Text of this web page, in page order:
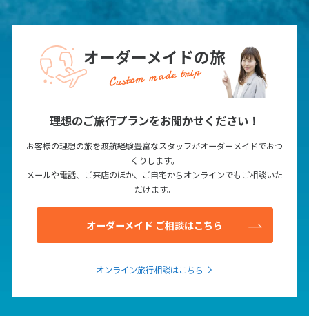
オーダーメイドの旅
Custom made trip
理想のご旅行プランをお聞かせください！
お客様の理想の旅を渡航経験豊富なスタッフがオーダーメイドでおつ
くりします。
メールや電話、ご来店のほか、ご自宅からオンラインでもご相談いた
だけます。
オーダーメイド ご相談はこちら
オンライン旅行相談はこちら